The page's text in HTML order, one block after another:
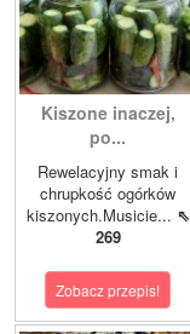
Kiszone inaczej,
po...
Rewelacyjny smak i
chrupkość ogórków
kiszonych.Musicie... ⇖
269
Zobacz przepis!